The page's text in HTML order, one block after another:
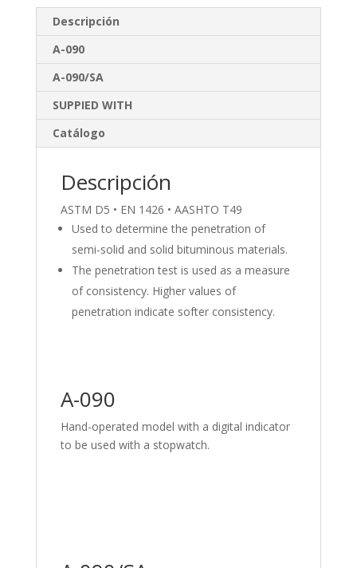
n o
k
ti
r
Descripción
A-090
A-090/SA
SUPPIED WITH
Catálogo
Descripción
ASTM D5 • EN 1426 • AASHTO T49
Used to determine the penetration of
semi-solid and solid bituminous materials.
The penetration test is used as a measure
of consistency. Higher values of
penetration indicate softer consistency.
A-090
Hand-operated model with a digital indicator
to be used with a stopwatch.